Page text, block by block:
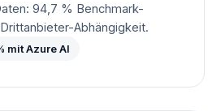
94,7 % Benchmark-
Abhängigkeit.
mit Azure AI